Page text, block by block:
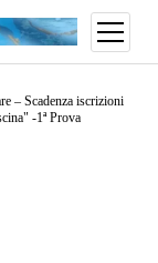
– Scadenza iscrizioni
-1ª Prova